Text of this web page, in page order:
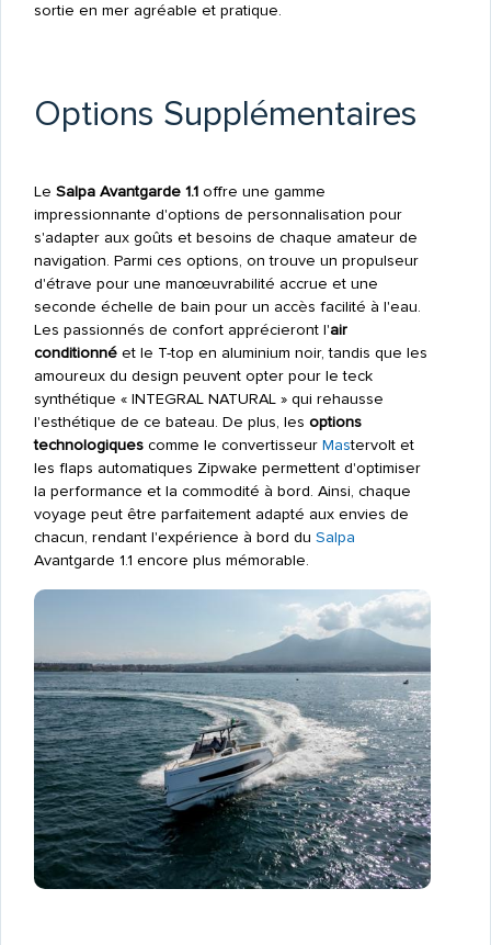
sortie en mer agréable et pratique.
Options Supplémentaires
Le Salpa Avantgarde 1.1offre une gamme
impressionnante d'options de personnalisation pour
s'adapter aux goûts et besoins de chaque amateur de
navigation. Parmi ces options, on trouve un propulseur
d'étrave pour une manœuvrabilité accrue et une
seconde échelle de bain pour un accès facilité à l'eau.
Les passionnés de confort apprécieront l'air
conditionnéet le T-top en aluminium noir, tandis que les
amoureux du design peuvent opter pour le teck
synthétique « INTEGRAL NATURAL » qui rehausse
l'esthétique de ce bateau. De plus, les options
technologiquescomme le convertisseur Mastervolt et
les flaps automatiques Zipwake permettent d'optimiser
la performance et la commodité à bord. Ainsi, chaque
voyage peut être parfaitement adapté aux envies de
chacun, rendant l'expérience à bord du Salpa
Avantgarde 1.1 encore plus mémorable.